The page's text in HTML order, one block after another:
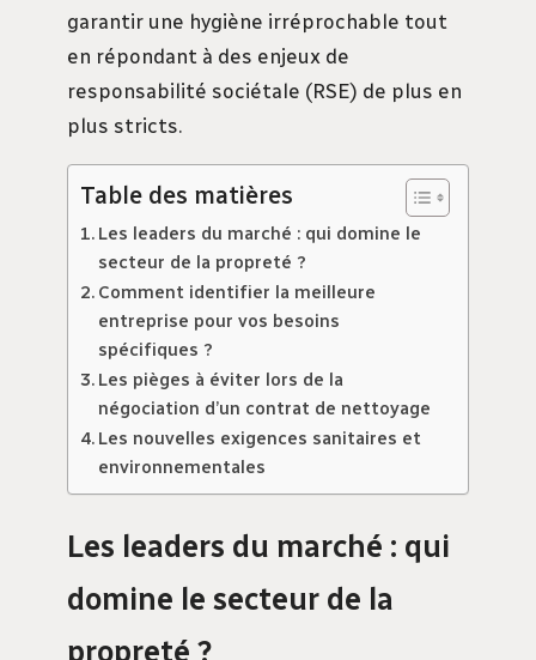
garantir une hygiène irréprochable tout
en répondant à des enjeux de
responsabilité sociétale (RSE) de plus en
plus stricts.
Table des matières
Les leaders du marché : qui domine le
secteur de la propreté ?
Comment identifier la meilleure
entreprise pour vos besoins
spécifiques ?
Les pièges à éviter lors de la
négociation d’un contrat de nettoyage
Les nouvelles exigences sanitaires et
environnementales
Les leaders du marché : qui
domine le secteur de la
propreté ?